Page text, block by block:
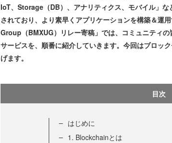
IoT、Storage（DB）、アナリティクス、モバイル」
されており、より素早くアプリケーションを構築＆運
Group（BMXUG）リレー寄稿」では、コミュニティ
サービスを、順番に紹介していきます。今回はブロッ
げます。
目次
はじめに
1. Blockchainとは